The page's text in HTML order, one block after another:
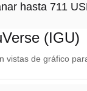
hasta 711
(IGU)
vistas de gráfico